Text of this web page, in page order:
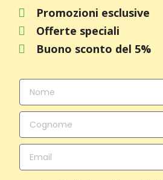
Promozioni esclusive
Offerte speciali
Buono sconto del 5%